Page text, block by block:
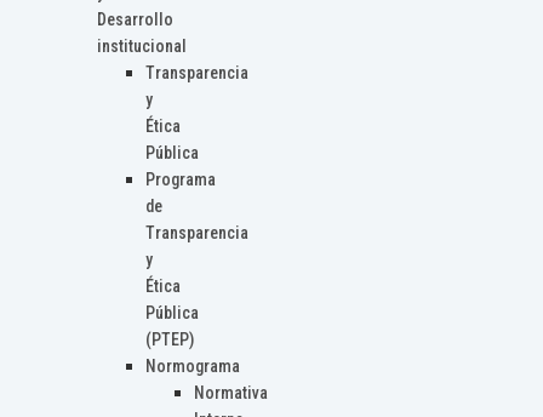
Desarrollo
institucional
Transparencia
y
Ética
Pública
Programa
de
Transparencia
y
Ética
Pública
(PTEP)
Normograma
Normativa